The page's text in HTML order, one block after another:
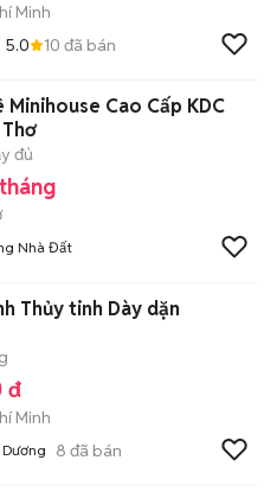
Minh
5.0 10 đã bán
Minihouse Cao Cấp KDC
đủ
Nhà Đất
Thủy tinh Dày dặn
đ
Minh
8 đã bán